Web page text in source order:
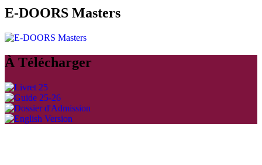
E-DOORS Masters
À Télécharger